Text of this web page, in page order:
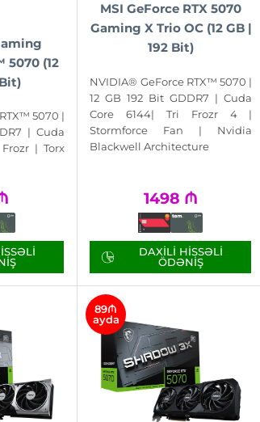
5070 (12
5070 |
| Cuda
| Torx
MSI GeForce RTX 5070
Gaming X Trio OC (12 GB |
192 Bit)
NVIDIA® GeForce RTX™ 5070 |
12 GB 192 Bit GDDR7 | Cuda
Core 6144| Tri Frozr 4 |
Stormforce Fan | Nvidia
Blackwell Architecture
1498 ₼
DAXILI HISSƏLI
ÖDƏNIŞ
89₼
ayda